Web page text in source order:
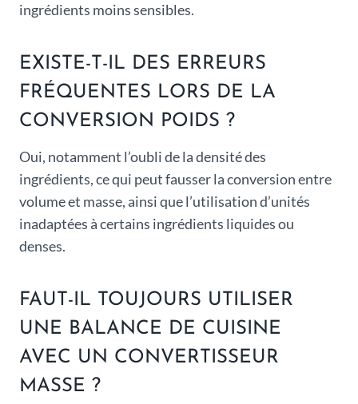
ingrédients moins sensibles.
EXISTE-T-IL DES ERREURS
FRÉQUENTES LORS DE LA
CONVERSION POIDS ?
Oui, notamment l’oubli de la densité des
ingrédients, ce qui peut fausser la conversion entre
volume et masse, ainsi que l’utilisation d’unités
inadaptées à certains ingrédients liquides ou
denses.
FAUT-IL TOUJOURS UTILISER
UNE BALANCE DE CUISINE
AVEC UN CONVERTISSEUR
MASSE ?